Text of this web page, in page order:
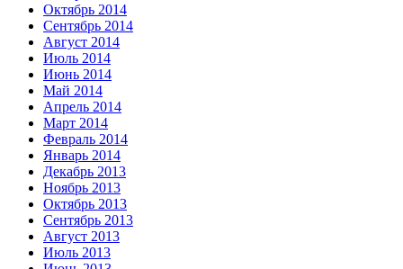
Октябрь 2014
Сентябрь 2014
Август 2014
Июль 2014
Июнь 2014
Май 2014
Апрель 2014
Март 2014
Февраль 2014
Январь 2014
Декабрь 2013
Ноябрь 2013
Октябрь 2013
Сентябрь 2013
Август 2013
Июль 2013